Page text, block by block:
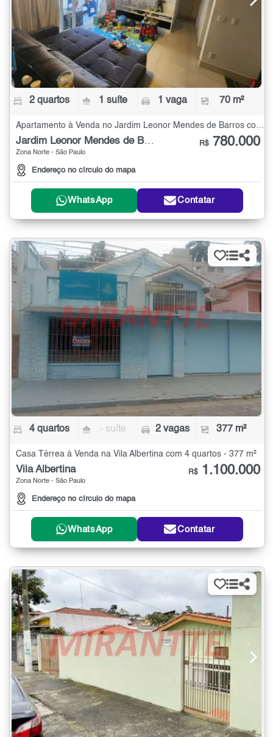
2 quartos 1 suíte 1 vaga 70 m²
Jardim Leonor Mendes de Barros
Zona Norte - São Paulo
Endereço no círculo do mapa
R$ 780.000
WhatsApp Contatar
4 quartos - suíte 2 vagas 377 m²
Casa Térrea à Venda na Vila Albertina com 4 quartos - 377 m²
Vila Albertina
Zona Norte - São Paulo
Endereço no círculo do mapa
R$ 1.100.000
WhatsApp Contatar